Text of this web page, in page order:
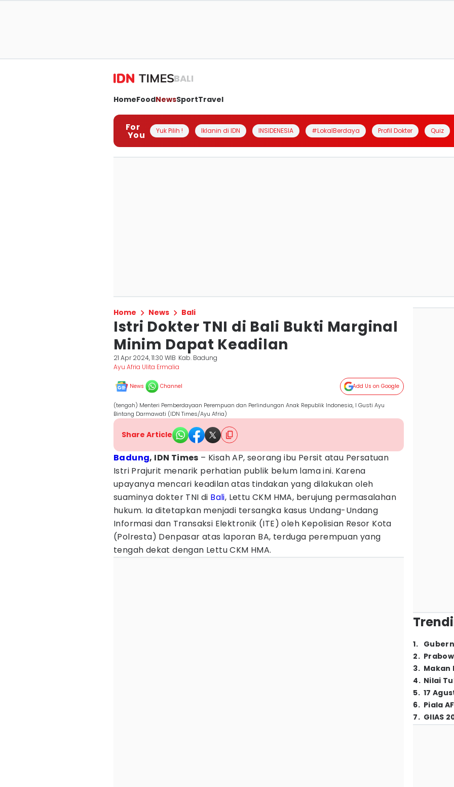
BALI
HomeFoodNewsSportTravel
For
You Yuk Pilih ! Iklanin di IDN INSIDENESIA #LokalBerdaya Profil Dokter Quiz
Home News Bali
Istri Dokter TNI di Bali Bukti Marginal
Minim Dapat Keadilan
21 Apr 2024, 11:30 WIB Kab. Badung
Ayu Afria Ulita Ermalia
News Channel Add Us on Google
(tengah) Menteri Pemberdayaan Perempuan dan Perlindungan Anak Republik Indonesia, I Gusti Ayu
Bintang Darmawati (IDN Times/Ayu Afria)
Share Article
Badung, IDN Times – Kisah AP, seorang ibu Persit atau Persatuan
Istri Prajurit menarik perhatian publik belum lama ini. Karena
upayanya mencari keadilan atas tindakan yang dilakukan oleh
suaminya dokter TNI di Bali, Lettu CKM HMA, berujung permasalahan
hukum. Ia ditetapkan menjadi tersangka kasus Undang-Undang
Informasi dan Transaksi Elektronik (ITE) oleh Kepolisian Resor Kota
(Polresta) Denpasar atas laporan BA, terduga perempuan yang
tengah dekat dengan Lettu CKM HMA.
1.
2.
3. Makan
4. Nilai
5. 17
6. Piala
7. GIIAS